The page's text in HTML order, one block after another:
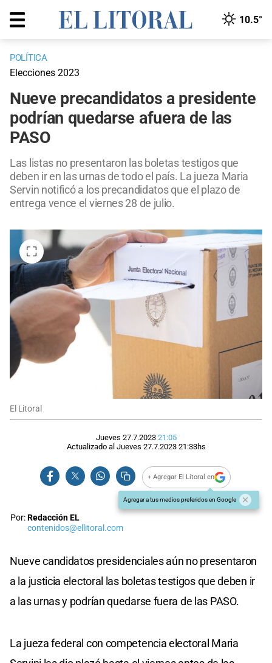
10.5°
POLÍTICA
Elecciones 2023
Nueve precandidatos a presidente
podrían quedarse afuera de las
PASO
Las listas no presentaron las boletas testigos que
deben ir en las urnas de todo el país. La jueza Maria
Servin notificó a los precandidatos que el plazo de
entrega vence el viernes 28 de julio.
El Litoral
Jueves 27.7.2023 21:05
Actualizado al Jueves 27.7.2023 21:33hs
+ Agregar El Litoral en
Agregar a tus medios preferidos en Google
Por:Redacción EL
contenidos@ellitoral.com
Nueve candidatos presidenciales aún no presentaron
a la justicia electoral las boletas testigos que deben ir
a las urnas y podrían quedarse fuera de las PASO.
La jueza federal con competencia electoral Maria